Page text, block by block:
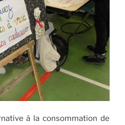
à la consommation de